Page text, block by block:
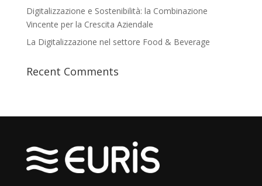
Digitalizzazione e Sostenibilità: la Combinazione
Vincente per la Crescita Aziendale
La Digitalizzazione nel settore Food & Beverage
Recent Comments